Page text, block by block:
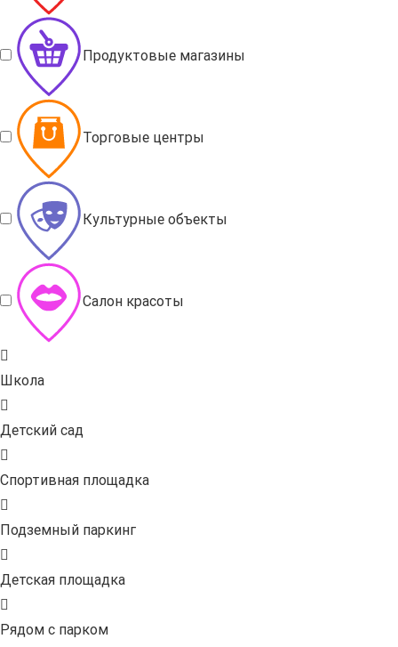
Продуктовые магазины
Торговые центры
Культурные объекты
Салон красоты
Школа
Детский сад
Спортивная площадка
Подземный паркинг
Детская площадка
Рядом с парком